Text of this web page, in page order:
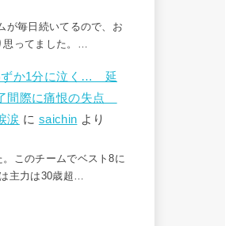
が毎日続いてるので、お
ってました。…
ずか1分に泣く… 延
間際に痛恨の失点
涙 に saichin より
このチームでベスト8に
主力は30歳超…